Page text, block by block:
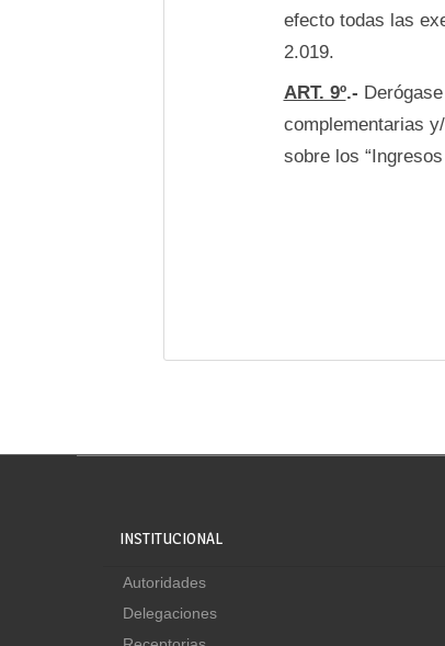
efecto todas las
2.019.
ART. 9º.-
complementarias
sobre los
INSTITUCIONAL
Autoridades
Delegaciones